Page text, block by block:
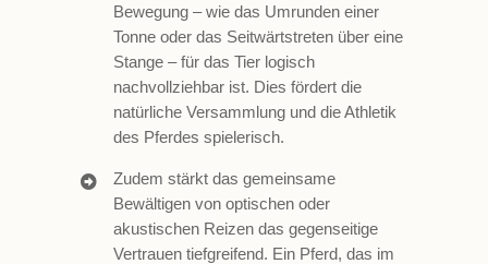
Bewegung – wie das Umrunden einer
Tonne oder das Seitwärtstreten über eine
Stange – für das Tier logisch
nachvollziehbar ist. Dies fördert die
natürliche Versammlung und die Athletik
des Pferdes spielerisch.
Zudem stärkt das gemeinsame
Bewältigen von optischen oder
akustischen Reizen das gegenseitige
Vertrauen tiefgreifend. Ein Pferd, das im